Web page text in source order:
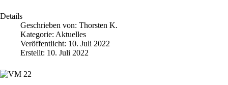
Details
Geschrieben von: Thorsten K.
Kategorie: Aktuelles
Veröffentlicht: 10. Juli 2022
Erstellt: 10. Juli 2022